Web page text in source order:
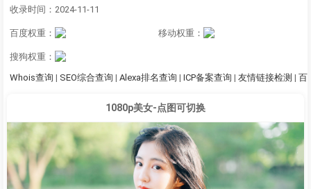
收录时间：2024-11-11
百度权重： 移动权重：
搜狗权重：
Whois查询 | SEO综合查询 | Alexa排名查询 | ICP备案查询 | 友情链接检测 | 百
1080p美女-点图可切换